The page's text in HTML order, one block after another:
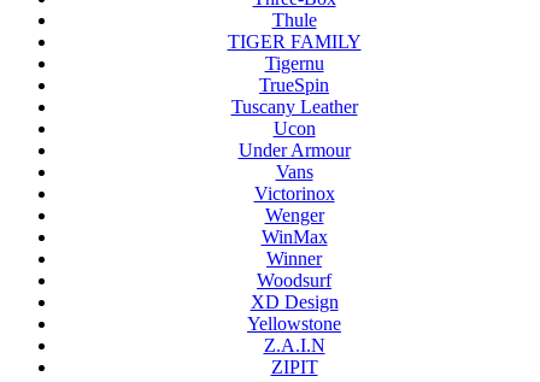
Thule
TIGER FAMILY
Tigernu
TrueSpin
Tuscany Leather
Ucon
Under Armour
Vans
Victorinox
Wenger
WinMax
Winner
Woodsurf
XD Design
Yellowstone
Z.A.I.N
ZIPIT